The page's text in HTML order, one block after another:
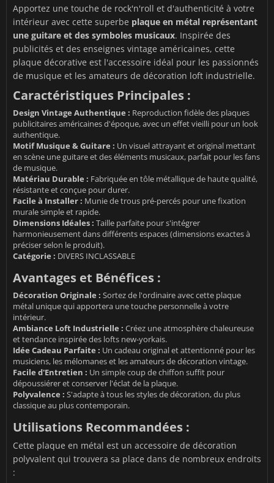
Apportez une touche de rock'n'roll et d'authenticité à votre
intérieur avec cette superbe plaque en métal représentant
une guitare et des symboles musicaux. Inspirée des
publicités et des enseignes vintage américaines, cette
plaque décorative est l'accessoire idéal pour les passionnés
de musique et les amateurs de décoration loft industrielle.
Caractéristiques Principales :
Design Vintage Authentique : Reproduction fidèle des plaques
publicitaires américaines d'époque, avec un effet vieilli pour un look
authentique.
Motif Musique & Guitare : Un visuel attrayant et original mettant
en scène une guitare et des éléments musicaux, parfait pour les fans
de musique.
Matériau Durable : Fabriquée en tôle métallique de haute qualité,
résistante et conçue pour durer.
Facile à Installer : Munie de trous pré-percés pour une fixation
murale simple et rapide.
Dimensions Idéales : Taille parfaite pour s'intégrer
harmonieusement dans différents espaces (dimensions exactes à
préciser selon le produit).
Catégorie : DIVERS INCLASSABLE
Avantages et Bénéfices :
Décoration Originale : Sortez de l'ordinaire avec cette plaque
métal unique qui apportera une touche personnelle à votre
intérieur.
Ambiance Loft Industrielle : Créez une atmosphère chaleureuse
et tendance inspirée des lofts new-yorkais.
Idée Cadeau Parfaite : Un cadeau original et attentionné pour les
musiciens, les mélomanes et les amateurs de décoration vintage.
Facile d'Entretien : Un simple coup de chiffon suffit pour
dépoussiérer et conserver l'éclat de la plaque.
Polyvalence : S'adapte à tous les styles de décoration, du plus
classique au plus contemporain.
Utilisations Recommandées :
Cette plaque en métal est un accessoire de décoration
polyvalent qui trouvera sa place dans de nombreux endroits
: